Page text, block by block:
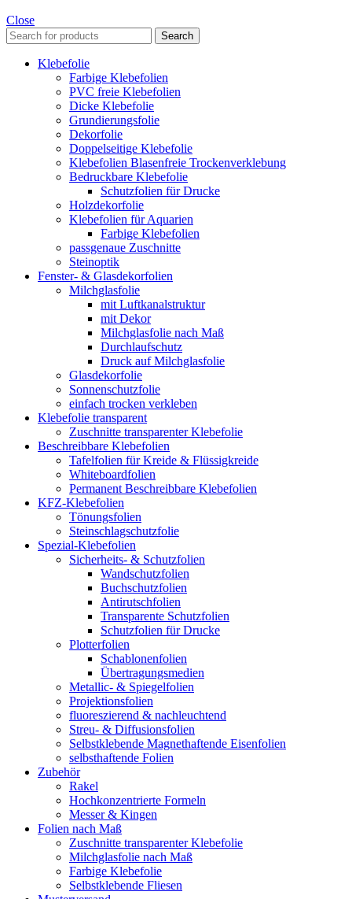
Close
Search
Klebefolie
Farbige Klebefolien
PVC freie Klebefolien
Dicke Klebefolie
Grundierungsfolie
Dekorfolie
Doppelseitige Klebefolie
Klebefolien Blasenfreie Trockenverklebung
Bedruckbare Klebefolie
Schutzfolien für Drucke
Holzdekorfolie
Klebefolien für Aquarien
Farbige Klebefolien
passgenaue Zuschnitte
Steinoptik
Fenster- & Glasdekorfolien
Milchglasfolie
mit Luftkanalstruktur
mit Dekor
Milchglasfolie nach Maß
Durchlaufschutz
Druck auf Milchglasfolie
Glasdekorfolie
Sonnenschutzfolie
einfach trocken verkleben
Klebefolie transparent
Zuschnitte transparenter Klebefolie
Beschreibbare Klebefolien
Tafelfolien für Kreide & Flüssigkreide
Whiteboardfolien
Permanent Beschreibbare Klebefolien
KFZ-Klebefolien
Tönungsfolien
Steinschlagschutzfolie
Spezial-Klebefolien
Sicherheits- & Schutzfolien
Wandschutzfolien
Buchschutzfolien
Antirutschfolien
Transparente Schutzfolien
Schutzfolien für Drucke
Plotterfolien
Schablonenfolien
Übertragungsmedien
Metallic- & Spiegelfolien
Projektionsfolien
fluoreszierend & nachleuchtend
Streu- & Diffusionsfolien
Selbstklebende Magnethaftende Eisenfolien
selbsthaftende Folien
Zubehör
Rakel
Hochkonzentrierte Formeln
Messer & Kingen
Folien nach Maß
Zuschnitte transparenter Klebefolie
Milchglasfolie nach Maß
Farbige Klebefolie
Selbstklebende Fliesen